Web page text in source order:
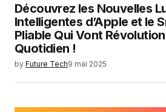
Découvrez les Nouvelles
Intelligentes d’Apple et le
Pliable Qui Vont
Quotidien !
by Future Tech9 mai 2025